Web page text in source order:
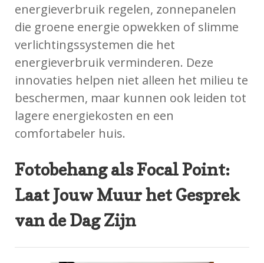
energieverbruik regelen, zonnepanelen
die groene energie opwekken of slimme
verlichtingssystemen die het
energieverbruik verminderen. Deze
innovaties helpen niet alleen het milieu te
beschermen, maar kunnen ook leiden tot
lagere energiekosten en een
comfortabeler huis.
Fotobehang als Focal Point:
Laat Jouw Muur het Gesprek
van de Dag Zijn